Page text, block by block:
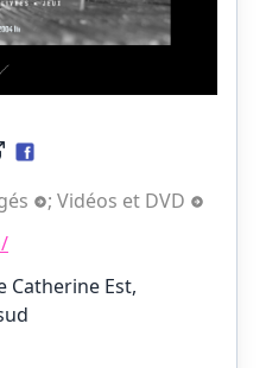
; Vidéos et DVD
Catherine Est,